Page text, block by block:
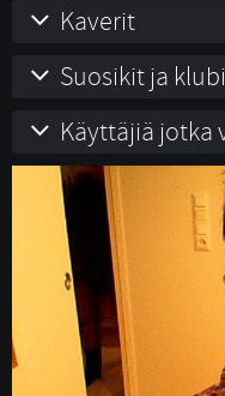
Kaverit
Suosikit ja
Käyttäjiä jotka